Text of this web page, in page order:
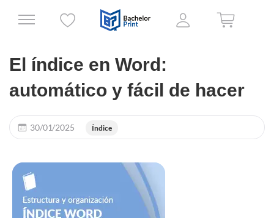
El índice en Word:
automático y fácil de hacer
30/01/2025 Índice